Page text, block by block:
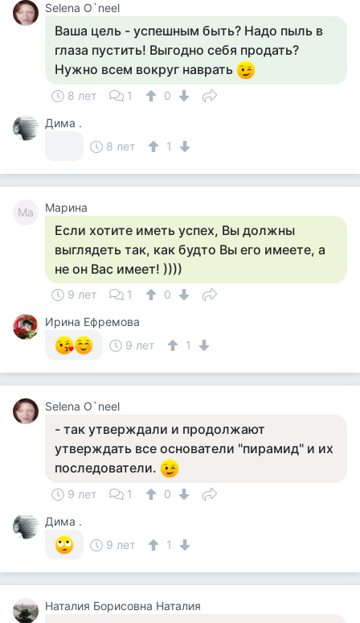
Selena O`neel
Ваша цель - успешным быть? Надо пыль в
глаза пустить! Выгодно себя продать?
Нужно всем вокруг наврать
8 лет 1
0
Дима .
8 лет
1
Ма Марина
Если хотите иметь успех, Вы должны
выглядеть так, как будто Вы его имеете, а
не он Вас имеет! ))))
9 лет 1
0
Ирина Ефремова
9 лет
1
Selena O`neel
- так утверждали и продолжают
утверждать все основатели "пирамид" и их
последователи.
9 лет 1
0
Дима .
9 лет
1
Наталия Борисовна Наталия